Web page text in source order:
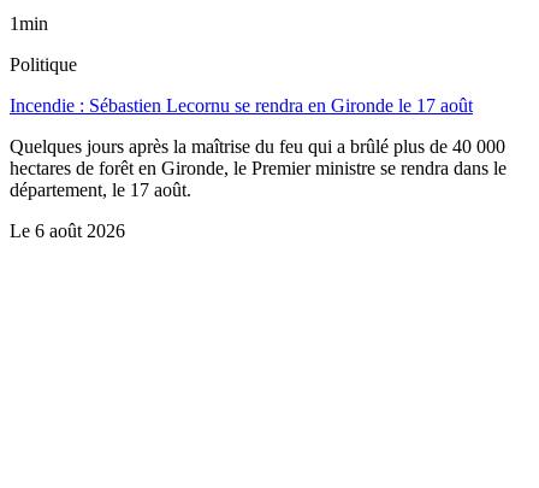
1min
Politique
Incendie : Sébastien Lecornu se rendra en Gironde le 17 août
Quelques jours après la maîtrise du feu qui a brûlé plus de 40 000
hectares de forêt en Gironde, le Premier ministre se rendra dans le
département, le 17 août.
Le 6 août 2026